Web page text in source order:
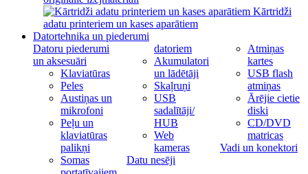
Kārtridži
adatu printeriem un kases aparātiem
Datortehnika un piederumi
Datoru piederumi
un aksesuāri
Klaviatūras
Peles
Austiņas un
mikrofoni
Peļu un
klaviatūras
palikņi
Somas
datoriem
Akumulatori
un lādētāji
Skaļruņi
USB
sadalītāji/
HUB
Web
kameras
Datu nesēji
Atmiņas
kartes
USB flash
atmiņas
Ārējie cietie
diski
CD/DVD
matricas
Vadi un konektori